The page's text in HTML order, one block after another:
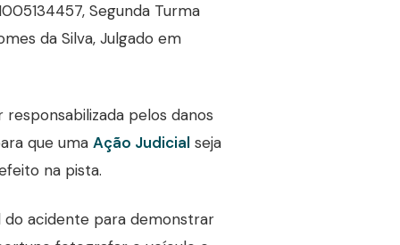
Segunda Turma
da Silva, Julgado em
pelos danos
que uma Ação Judicial seja
na pista.
acidente para demonstrar